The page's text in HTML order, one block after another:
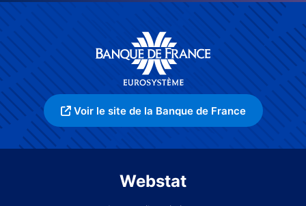
Voir le site de la Banque de France
Webstat